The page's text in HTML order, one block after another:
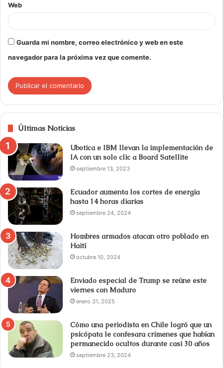
Web
Guarda mi nombre, correo electrónico y web en este
navegador para la próxima vez que comente.
Últimas Noticias
Ubotica e IBM llevan la implementación de
IA con un solo clic a Board Satellite
septiembre 13, 2023
Ecuador aumenta los cortes de energía
hasta 14 horas diarias
septiembre 24, 2024
Hombres armados atacan otro poblado en
Haití
octubre 10, 2024
Enviado especial de Trump se reúne este
viernes con Maduro
enero 31, 2025
Cómo una periodista en Chile logró que un
psicópata le confesara crímenes que habían
permanecido ocultos durante casi 30 años
septiembre 23, 2024